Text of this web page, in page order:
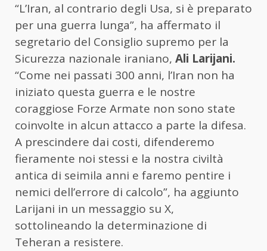
“L’Iran, al contrario degli Usa, si è preparato
per una guerra lunga”, ha affermato il
segretario del Consiglio supremo per la
Sicurezza nazionale iraniano, Ali Larijani.
“Come nei passati 300 anni, l’Iran non ha
iniziato questa guerra e le nostre
coraggiose Forze Armate non sono state
coinvolte in alcun attacco a parte la difesa.
A prescindere dai costi, difenderemo
fieramente noi stessi e la nostra civiltà
antica di seimila anni e faremo pentire i
nemici dell’errore di calcolo”, ha aggiunto
Larijani in un messaggio su X,
sottolineando la determinazione di
Teheran a resistere.